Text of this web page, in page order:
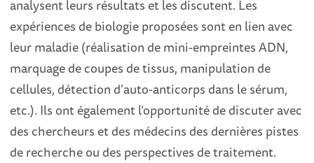
analysent leurs résultats et les discutent. Les
expériences de biologie proposées sont en lien avec
leur maladie (réalisation de mini-empreintes ADN,
marquage de coupes de tissus, manipulation de
cellules, détection d’auto-anticorps dans le sérum,
etc.). Ils ont également l’opportunité de discuter avec
des chercheurs et des médecins des dernières pistes
de recherche ou des perspectives de traitement.